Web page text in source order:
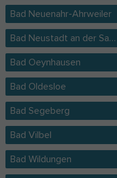
Bad Neuenahr-Ahrweiler
Bad Neustadt an der Saale
Bad Oeynhausen
Bad Oldesloe
Bad Segeberg
Bad Vilbel
Bad Wildungen